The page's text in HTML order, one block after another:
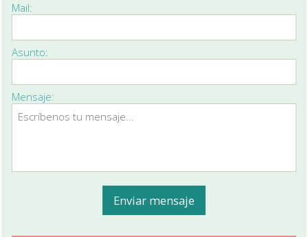
Mail:
Asunto:
Mensaje: